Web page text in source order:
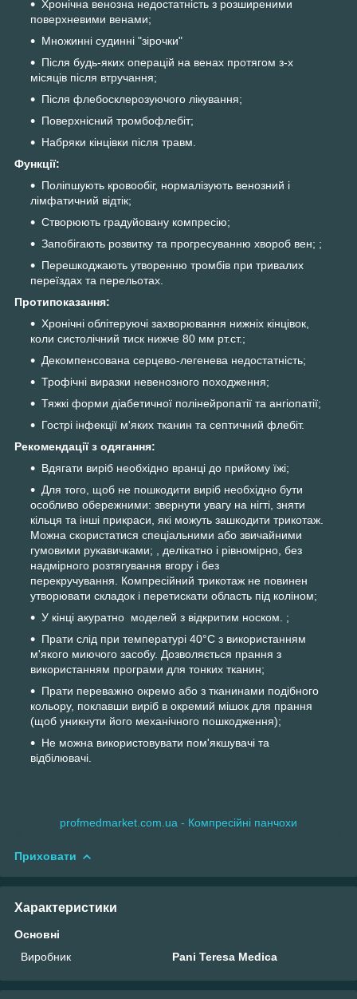
Хронічна венозна недостатність з розширеними
поверхневими венами;
Множинні судинні "зірочки"
Після будь-яких операцій на венах протягом з-х
місяців після втручання;
Після флебосклерозуючого лікування;
Поверхнісний тромбофлебіт;
Набряки кінцівки після травм.
Функції:
Поліпшують кровообіг, нормалізують венозний і
лімфатичний відтік;
Створюють градуйовану компресію;
Запобігають розвитку та прогресуванню хвороб вен; ;
Перешкоджають утворенню тромбів при тривалих
переїздах та перельотах.
Протипоказання:
Хронічні облітеруючі захворювання нижніх кінцівок,
коли систолічний тиск нижче 80 мм рт.ст.;
Декомпенсована серцево-легенева недостатність;
Трофічні виразки невенозного походження;
Тяжкі форми діабетичної полінейропатії та ангіопатії;
Гострі інфекції м'яких тканин та септичний флебіт.
Рекомендації з одягання:
Вдягати виріб необхідно вранці до прийому їжі;
Для того, щоб не пошкодити виріб необхідно бути
особливо обережними: звернути увагу на нігті, зняти
кільця та інші прикраси, які можуть зашкодити трикотаж.
Можна скористатися спеціальними або звичайними
гумовими рукавичками; , делікатно і рівномірно, без
надмірного розтягування вгору і без
перекручування. Компресійний трикотаж не повинен
утворювати складок і перетискати область під коліном;
У кінці акуратно моделей з відкритим носком. ;
Прати слід при температурі 40°С з використанням
м'якого миючого засобу. Дозволяється прання з
використанням програми для тонких тканин;
Прати переважно окремо або з тканинами подібного
кольору, поклавши виріб в окремий мішок для прання
(щоб уникнути його механічного пошкодження);
Не можна використовувати пом'якшувачі та
відбілювачі.
profmedmarket.com.ua - Компресійні панчохи
Приховати
Характеристики
Основні
Виробник
Pani Teresa Medica